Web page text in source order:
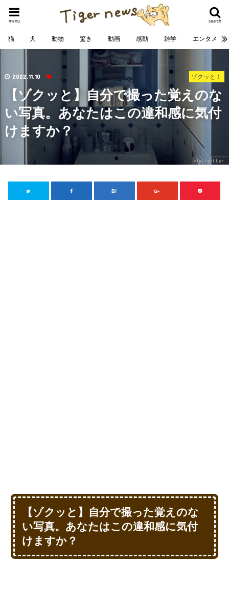
search
menu
猫 犬 動物 驚き 動画 感動 雑学 エンタメ
ゾクッと！
2022.11.10
【ゾクッと】自分で撮った覚えのな
い写真。あなたはこの違和感に気付
けますか？
【ゾクッと】自分で撮った覚えのな
い写真。あなたはこの違和感に気付
けますか？